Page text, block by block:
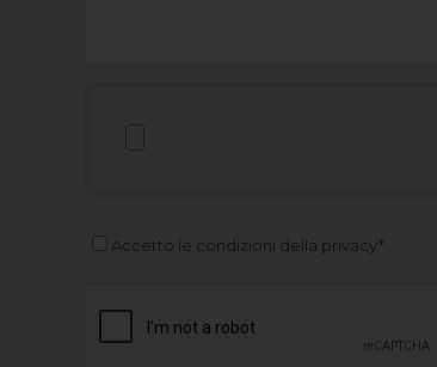
Accetto le condizioni della privacy*